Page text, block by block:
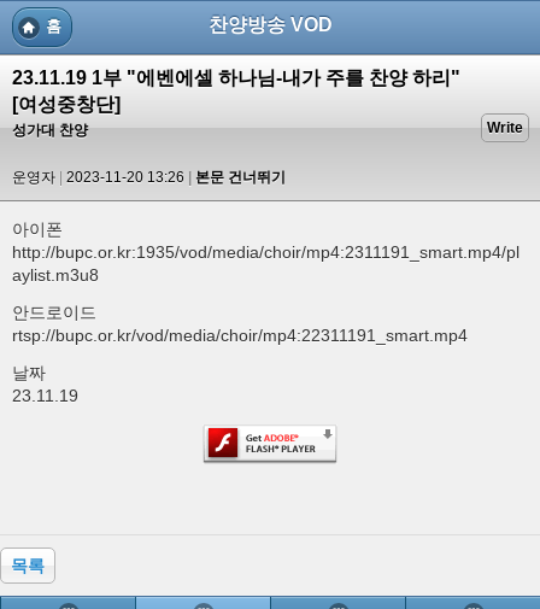
찬양방송 VOD
홈
23.11.19 1부 "에벤에셀 하나님-내가 주를 찬양 하리"
[여성중창단]
성가대 찬양
운영자 2023-11-20 13:26 본문 건너뛰기
Write
아이폰
http://bupc.or.kr:1935/vod/media/choir/mp4:2311191_smart.mp4/pl
aylist.m3u8
안드로이드
rtsp://bupc.or.kr/vod/media/choir/mp4:22311191_smart.mp4
날짜
23.11.19
목록